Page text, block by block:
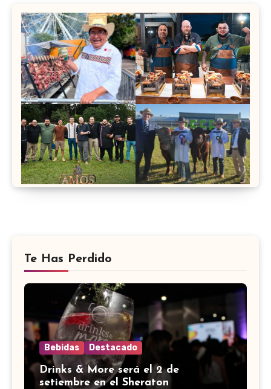
Te Has Perdido
Bebidas Destacado
Drinks & More será el 2 de
setiembre en el Sheraton